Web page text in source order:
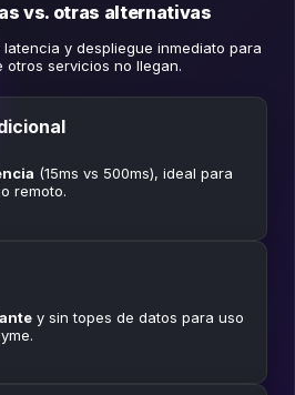
vs. otras alternativas
y despliegue inmediato para
otros servicios no llegan.
(15ms vs 500ms), ideal para
remoto.
y sin topes de datos para uso